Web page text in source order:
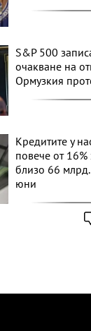
S&P 500
очакване на
Ормузкия
Кредитите у
повече от
близо 66
юни